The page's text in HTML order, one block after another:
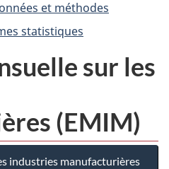
et méthodes
statistiques
sur les
(EMIM)
industries manufacturières